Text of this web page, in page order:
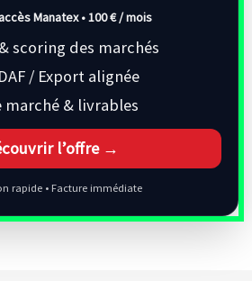
Manatex •100 € / mois
scoring des marchés
/ Export alignée
marché & livrables
l’offre →
rapide • Facture immédiate